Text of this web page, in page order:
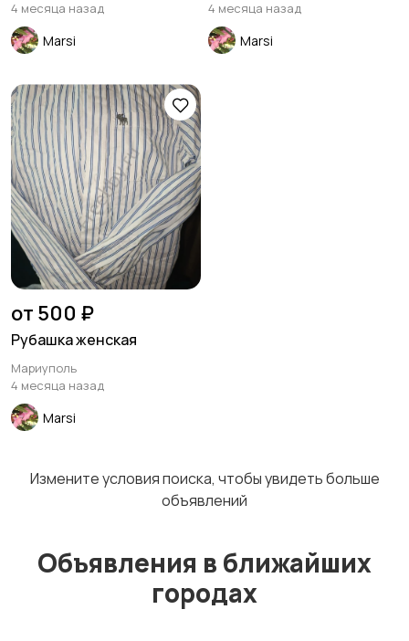
Трикотаж
Футболки и топы
Другая женская
одежда
4 месяца назад
Marsi
4 месяца назад
Marsi
от 500 ₽
Рубашка женская
Мариуполь
4 месяца назад
Marsi
Измените условия поиска, чтобы увидеть больше
объявлений
Объявления в ближайших
городах